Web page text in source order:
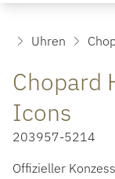
Uhren
Chopard
Icons
203957-5214
Offizieller